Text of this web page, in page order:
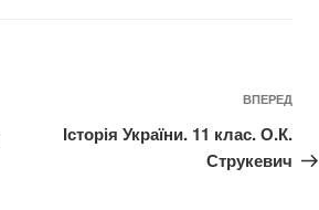
ВПЕРЕД
Історія України. 11 клас. О.К.
Струкевич